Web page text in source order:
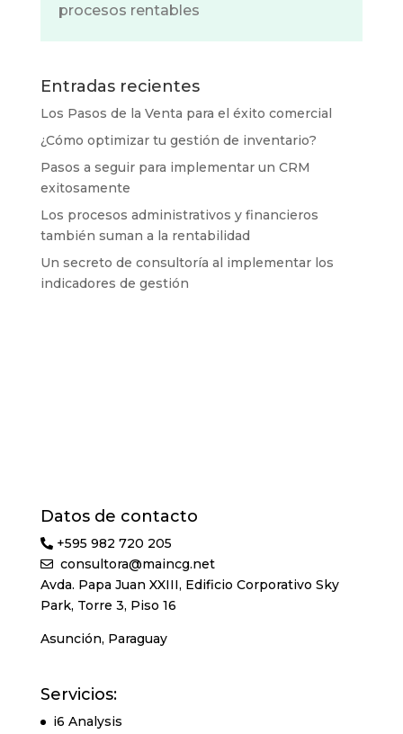
procesos rentables
Entradas recientes
Los Pasos de la Venta para el éxito comercial
¿Cómo optimizar tu gestión de inventario?
Pasos a seguir para implementar un CRM
exitosamente
Los procesos administrativos y financieros
también suman a la rentabilidad
Un secreto de consultoría al implementar los
indicadores de gestión
Datos de contacto
+595 982 720 205
consultora@maincg.net
Avda. Papa Juan XXIII, Edificio Corporativo Sky
Park, Torre 3, Piso 16
Asunción, Paraguay
Servicios:
i6 Analysis